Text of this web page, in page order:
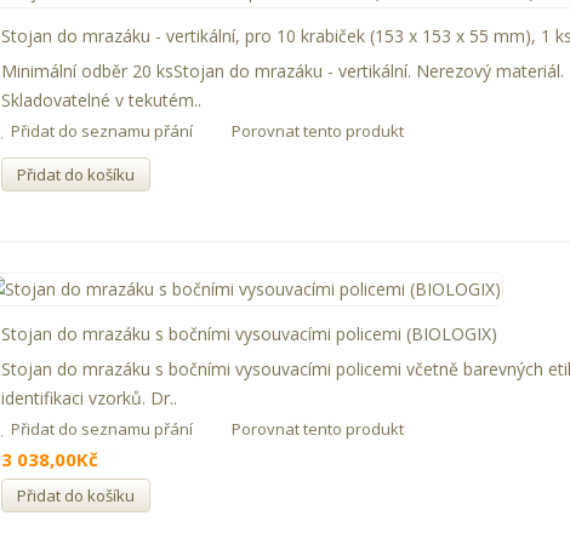
Stojan do mrazáku - vertikální, pro 10 krabiček (153 x 153 x 55 mm), 1
Minimální odběr 20 ksStojan do mrazáku - vertikální. Nerezový materiál.
Skladovatelné v tekutém..
Přidat do seznamu přání
Porovnat tento produkt
Přidat do košíku
Stojan do mrazáku s bočními vysouvacími policemi (BIOLOGIX)
Stojan do mrazáku s bočními vysouvacími policemi včetně barevných
identifikaci vzorků. Dr..
Přidat do seznamu přání Porovnat tento produkt
3 038,00Kč
Přidat do košíku